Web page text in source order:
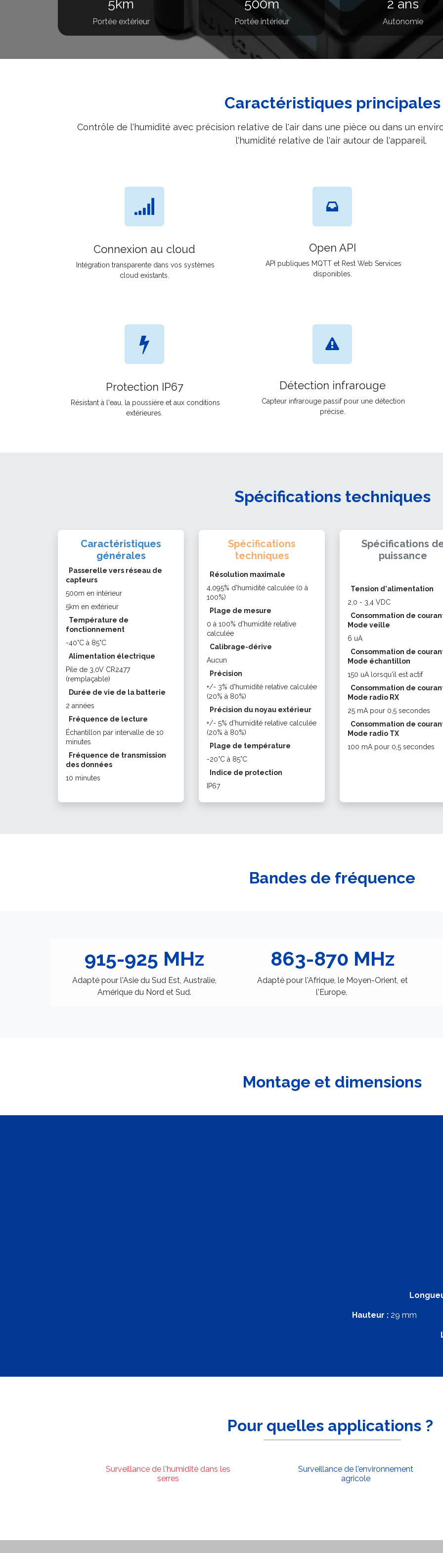
5km
Portée extérieur
500m
Portée intérieur
2 ans
Autonomie
Caractéristiques principales
Contrôle de l'humidité avec précision relative de l'air dans une pièce ou dans un
l'humidité relative de l'air autour de l'appareil.
Connexion au cloud
Intégration transparente dans vos systèmes
cloud existants.
Open API
API publiques MQTT et Rest Web Services
disponibles.
Protection IP67
Résistant à l'eau, la poussière et aux conditions
extérieures.
Détection infrarouge
Capteur infrarouge passif pour une détection
précise.
Spécifications techniques
Caractéristiques
générales
Passerelle vers réseau de
capteurs
500m en intérieur
5km en extérieur
Température de
fonctionnement
-40°C à 85°C
Alimentation électrique
Pile de 3,0V CR2477
(remplaçable)
Durée de vie de la batterie
2 années
Fréquence de lecture
Échantillon par intervalle de 10
minutes
Fréquence de transmission
des données
10 minutes
Spécifications
techniques
Résolution maximale
4,095% d'humidité calculée (0 à
100%)
Plage de mesure
0 à 100% d'humidité relative
calculée
Calibrage-dérive
Aucun
Précision
+/- 3% d'humidité relative calculée
(20% à 80%)
Précision du noyau extérieur
+/- 5% d'humidité relative calculée
(20% à 80%)
Plage de température
-20°C à 85°C
Indice de protection
IP67
Spécifications
puissance
Tension d'alimentation
2,0 - 3,4 VDC
Consommation de
Mode veille
6 uA
Consommation de
Mode échantillon
150 uA lorsqu'il est actif
Consommation de
Mode radio RX
25 mA pour 0,5 secondes
Consommation de
Mode radio TX
100 mA pour 0,5 secondes
Bandes de fréquence
915-925 MHz
Adapté pour l'Asie du Sud Est, Australie,
Amérique du Nord et Sud.
863-870 MHz
Adapté pour l'Afrique, le Moyen-Orient, et
l'Europe.
Montage et dimensions
Hauteur : 29 mm
Pour quelles applications ?
Surveillance de l'humidité dans les
serres
Surveillance de l'environnement
agricole